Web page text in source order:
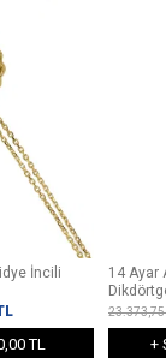
İncili
TL
14 Ayar
23.373,75
+